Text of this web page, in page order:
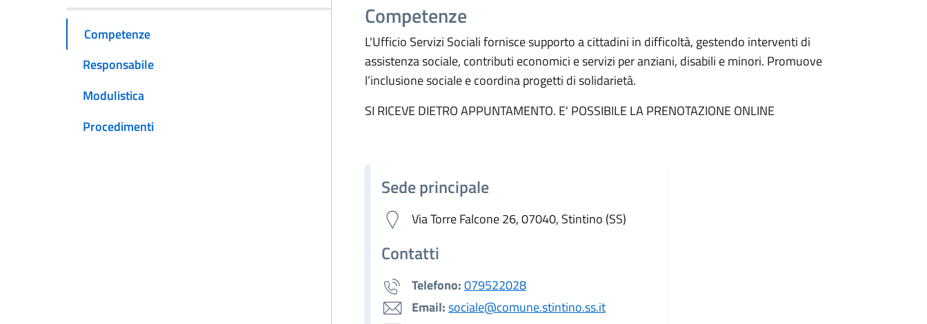
Competenze
Responsabile
Modulistica
Procedimenti
Competenze
L'Ufficio Servizi Sociali fornisce supporto a cittadini in difficoltà, gestendo interventi di
assistenza sociale, contributi economici e servizi per anziani, disabili e minori. Promuove
l’inclusione sociale e coordina progetti di solidarietà.
SI RICEVE DIETRO APPUNTAMENTO. E' POSSIBILE LA PRENOTAZIONE ONLINE
Sede principale
Via Torre Falcone 26, 07040, Stintino (SS)
Contatti
Telefono:079522028
Email:sociale@comune.stintino.ss.it